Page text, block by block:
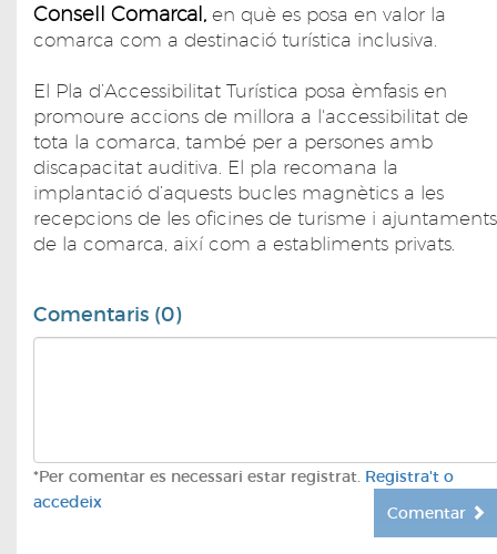
Consell Comarcal, en què es posa en valor la
comarca com a destinació turística inclusiva.
El Pla d’Accessibilitat Turística posa èmfasis en
promoure accions de millora a l'accessibilitat de
tota la comarca, també per a persones amb
discapacitat auditiva. El pla recomana la
implantació d’aquests bucles magnètics a les
recepcions de les oficines de turisme i ajuntaments
de la comarca, així com a establiments privats.
Comentaris (0)
*Per comentar es necessari estar registrat. Registra't o
accedeix
Comentar